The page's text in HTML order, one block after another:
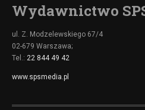
Wydawnictwo
ul. Z. Modzelewskiego 67/4
02-679 Warszawa;
Tel.: 22 844 49 42
www.spsmedia.pl